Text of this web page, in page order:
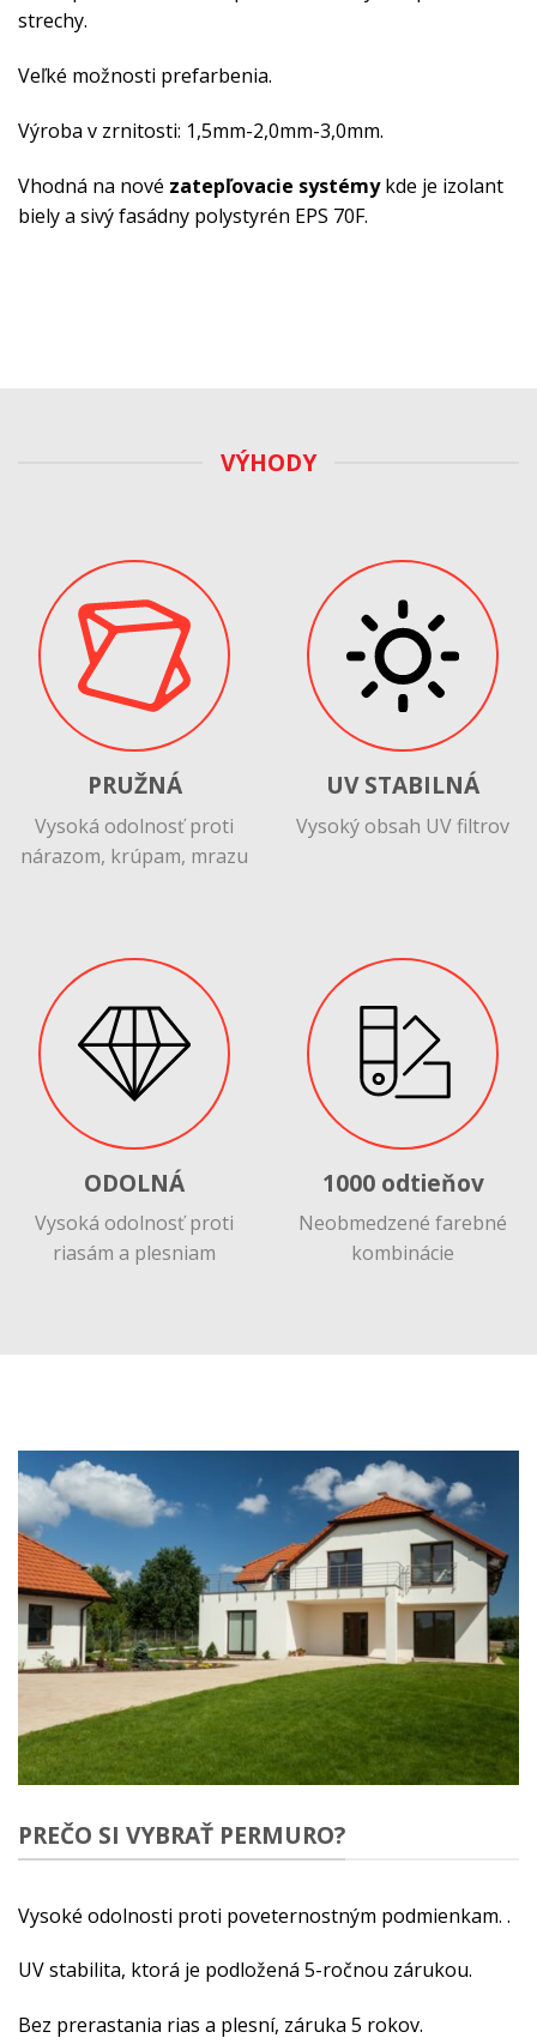
strechy.
Veľké možnosti prefarbenia.
Výroba v zrnitosti: 1,5mm-2,0mm-3,0mm.
Vhodná na nové zatepľovacie systémykde je izolant
biely a sivý fasádny polystyrén EPS 70F.
VÝHODY
PRUŽNÁ
Vysoká odolnosť proti
nárazom, krúpam, mrazu
UV STABILNÁ
Vysoký obsah UV filtrov
ODOLNÁ
Vysoká odolnosť proti
riasám a plesniam
1000 odtieňov
Neobmedzené farebné
kombinácie
PREČO SI VYBRAŤ PERMURO?
Vysoké odolnosti proti poveternostným podmienkam. .
UV stabilita, ktorá je podložená 5-ročnou zárukou.
Bez prerastania rias a plesní, záruka 5 rokov.